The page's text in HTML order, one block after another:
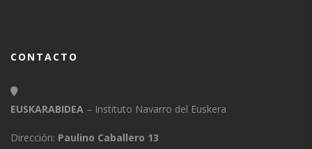
CONTACTO
EUSKARABIDEA – Instituto Navarro del Euskera
Dirección: Paulino Caballero 13